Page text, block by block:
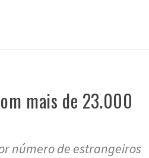
mais de 23.000
número de estrangeiros